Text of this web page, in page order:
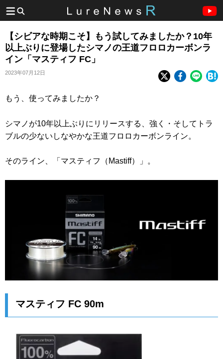
【シビアな時期こそ】もう試してみましたか？10年
以上ぶりに登場したシマノの王道フロロカーボンラ
イン「マスティフ FC」
2023年07月12日
もう、使ってみましたか？
シマノが10年以上ぶりにリリースする、強く・そしてトラ
ブルの少ないしなやかな王道フロロカーボンライン。
そのライン、「マスティフ（Mastiff）」。
マスティフ FC 90m